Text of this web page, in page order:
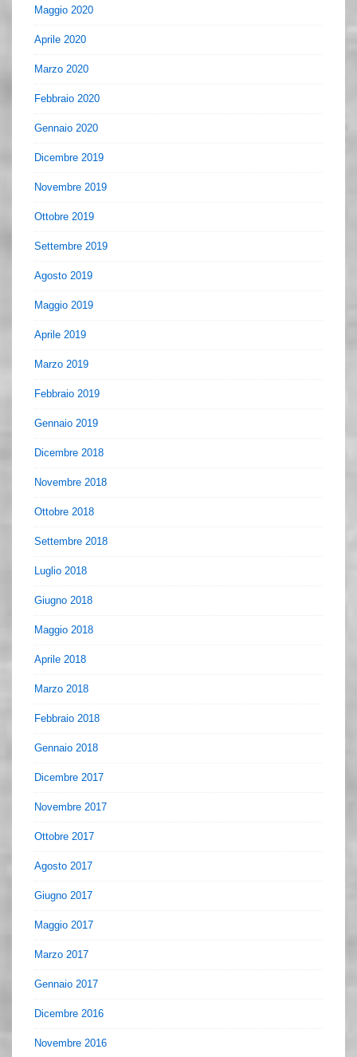
Maggio 2020
Aprile 2020
Marzo 2020
Febbraio 2020
Gennaio 2020
Dicembre 2019
Novembre 2019
Ottobre 2019
Settembre 2019
Agosto 2019
Maggio 2019
Aprile 2019
Marzo 2019
Febbraio 2019
Gennaio 2019
Dicembre 2018
Novembre 2018
Ottobre 2018
Settembre 2018
Luglio 2018
Giugno 2018
Maggio 2018
Aprile 2018
Marzo 2018
Febbraio 2018
Gennaio 2018
Dicembre 2017
Novembre 2017
Ottobre 2017
Agosto 2017
Giugno 2017
Maggio 2017
Marzo 2017
Gennaio 2017
Dicembre 2016
Novembre 2016